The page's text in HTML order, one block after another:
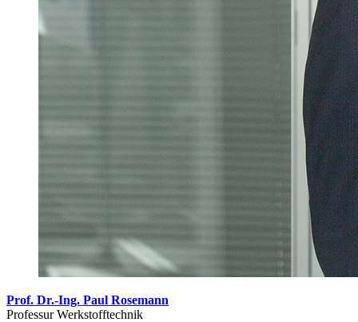
Prof. Dr.-Ing. Paul Rosemann
Professur Werkstofftechnik